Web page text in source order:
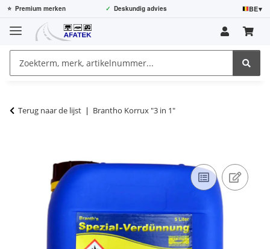
⭐ Premium merken ✓ Deskundig advies BE▾
Terug naar de lijst Brantho Korrux "3 in 1"